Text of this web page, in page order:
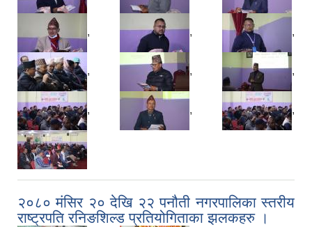
, , ,
, , ,
, , ,
२०८० मंसिर २० देखि २२ पनौती नगरपालिका स्तरीय
राष्ट्रपति रनिङशिल्ड प्रतियोगिताका झलकहरु ।